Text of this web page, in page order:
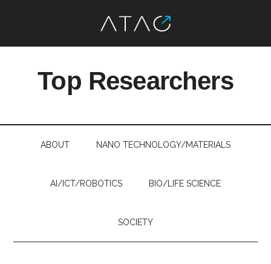
Top Researchers
ABOUT NANO TECHNOLOGY/MATERIALS
AI/ICT/ROBOTICS BIO/LIFE SCIENCE
SOCIETY